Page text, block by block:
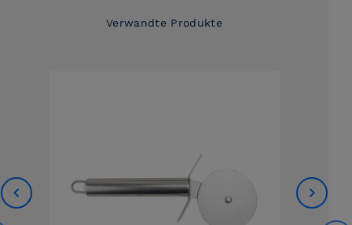
Verwandte Produkte